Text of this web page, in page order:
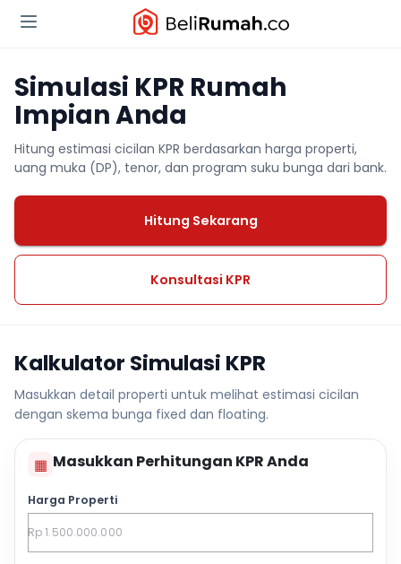
Simulasi KPR Rumah
Impian Anda
Hitung estimasi cicilan KPR berdasarkan harga properti,
uang muka (DP), tenor, dan program suku bunga dari bank.
Hitung Sekarang
Konsultasi KPR
Kalkulator Simulasi KPR
Masukkan detail properti untuk melihat estimasi cicilan
dengan skema bunga fixed dan floating.
▦ Masukkan Perhitungan KPR Anda
Harga Properti